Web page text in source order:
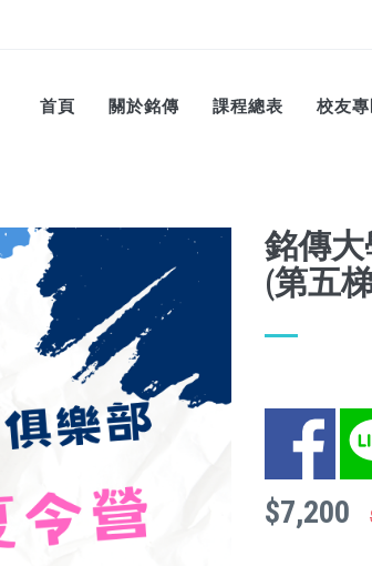
首頁 關於銘傳 課程總表 校友
銘傳
(第五
Facebook LINE
$7,200